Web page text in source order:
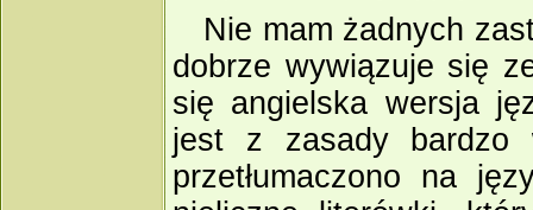
Nie mam żadnych
dobrze wywiązuje się
się angielska wersja
jest z zasady bardzo
przetłumaczono na